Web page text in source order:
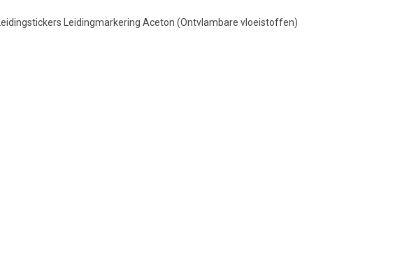
Leidingstickers Leidingmarkering Aceton (Ontvlambare vloeistoffen)